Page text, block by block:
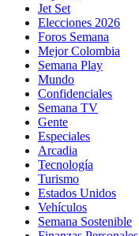
Jet Set
Elecciones 2026
Foros Semana
Mejor Colombia
Semana Play
Mundo
Confidenciales
Semana TV
Gente
Especiales
Arcadia
Tecnología
Turismo
Estados Unidos
Vehículos
Semana Sostenible